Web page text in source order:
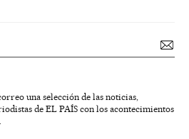
una selección de las noticias,
de EL PAÍS con los acontecimientos